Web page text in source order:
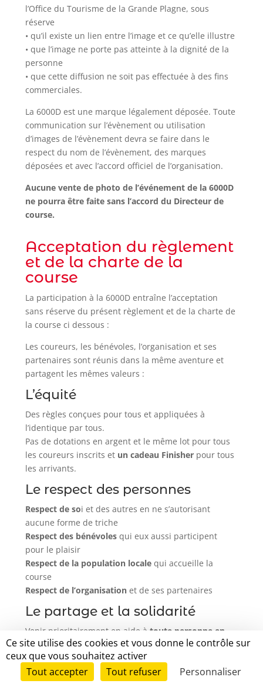
l’Office du Tourisme de la Grande Plagne, sous
réserve
• qu’il existe un lien entre l’image et ce qu’elle illustre
• que l’image ne porte pas atteinte à la dignité de la
personne
• que cette diffusion ne soit pas effectuée à des fins
commerciales.
La 6000D est une marque légalement déposée. Toute
communication sur l’évènement ou utilisation
d’images de l’évènement devra se faire dans le
respect du nom de l’évènement, des marques
déposées et avec l’accord officiel de l’organisation.
Aucune vente de photo de l’événement de la 6000D
ne pourra être faite sans l’accord du Directeur de
course.
Acceptation du règlement
et de la charte de la
course
La participation à la 6000D entraîne l’acceptation
sans réserve du présent règlement et de la charte de
la course ci dessous :
Les coureurs, les bénévoles, l’organisation et ses
partenaires sont réunis dans la même aventure et
partagent les mêmes valeurs :
L’équité
Des règles conçues pour tous et appliquées à
l’identique par tous.
Pas de dotations en argent et le même lot pour tous
les coureurs inscrits et un cadeau Finisherpour tous
les arrivants.
Le respect des personnes
Respect de soi et des autres en ne s’autorisant
aucune forme de triche
Respect des bénévolesqui eux aussi participent
pour le plaisir
Respect de la population localequi accueille la
course
Respect de l’organisationet de ses partenaires
Le partage et la solidarité
Venir prioritairement en aide à toute personne en
dangerouen difficulté.
L’exploration de ses limites
Apprendre à se connaître soi-même
et développer
Ce site utilise des cookies et vous donne le contrôle sur
ceux que vous souhaitez activer
Tout accepter
Tout refuser Personnaliser